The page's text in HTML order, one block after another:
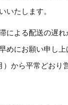
いたします。
による配送の遅
めにお願い申し上
）から平常どおり